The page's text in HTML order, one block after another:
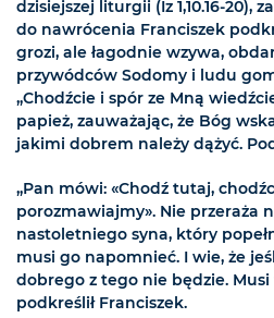
dzisiejszej liturgii (Iz 1,10.16-20),
do nawrócenia Franciszek
grozi, ale łagodnie wzywa,
przywódców Sodomy i ludu
„Chodźcie i spór ze Mną
papież, zauważając, że Bóg
jakimi dobrem należy dążyć.
„Pan mówi: «Chodź tutaj,
porozmawiajmy». Nie przeraża
nastoletniego syna, który
musi go napomnieć. I wie, że
dobrego z tego nie będzie. Musi
podkreślił Franciszek.